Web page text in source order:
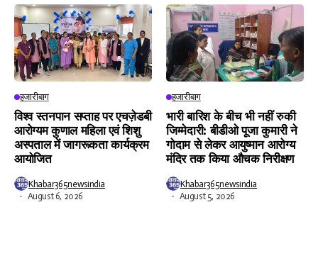
हजारीबाग
विश्व स्तनपान सप्ताह पर एचज़ेडबी
आरोग्यम कुणाल महिला एवं शिशु
अस्पताल में जागरूकता कार्यक्रम
आयोजित
Khabar365newsindia
August 6, 2026
हजारीबाग
भारी बारिश के बीच भी नहीं रुकी
जिम्मेदारी: बीडीओ पूजा कुमारी ने
गोदाम से लेकर आयुष्मान आरोग्य
मंदिर तक किया औचक निरीक्षण
Khabar365newsindia
August 5, 2026